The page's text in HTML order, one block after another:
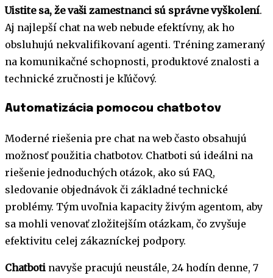
Uistite sa, že vaši zamestnanci sú správne vyškolení.
Aj najlepší chat na web nebude efektívny, ak ho
obsluhujú nekvalifikovaní agenti. Tréning zameraný
na komunikačné schopnosti, produktové znalosti a
technické zručnosti je kľúčový.
Automatizácia pomocou chatbotov
Moderné riešenia pre chat na web často obsahujú
možnosť použitia chatbotov. Chatboti sú ideálni na
riešenie jednoduchých otázok, ako sú FAQ,
sledovanie objednávok či základné technické
problémy. Tým uvoľnia kapacity živým agentom, aby
sa mohli venovať zložitejším otázkam, čo zvyšuje
efektivitu celej zákazníckej podpory.
Chatboti navyše pracujú neustále, 24 hodín denne, 7